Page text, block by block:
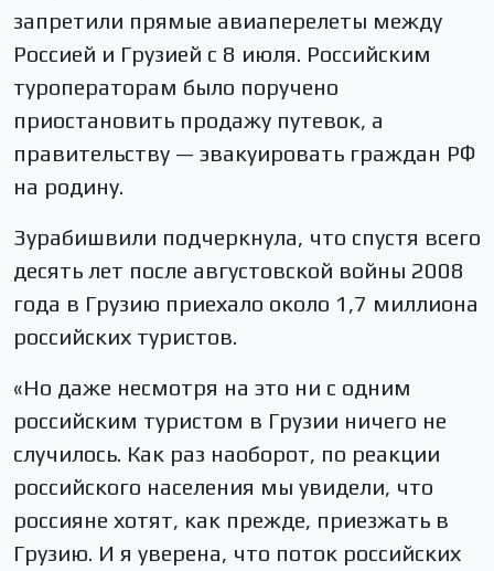
запретили прямые авиаперелеты между
Россией и Грузией с 8 июля. Российским
туроператорам было поручено
приостановить продажу путевок, а
правительству — эвакуировать граждан РФ
на родину.
Зурабишвили подчеркнула, что спустя всего
десять лет после августовской войны 2008
года в Грузию приехало около 1,7 миллиона
российских туристов.
«Но даже несмотря на это ни с одним
российским туристом в Грузии ничего не
случилось. Как раз наоборот, по реакции
российского населения мы увидели, что
россияне хотят, как прежде, приезжать в
Грузию. И я уверена, что поток российских